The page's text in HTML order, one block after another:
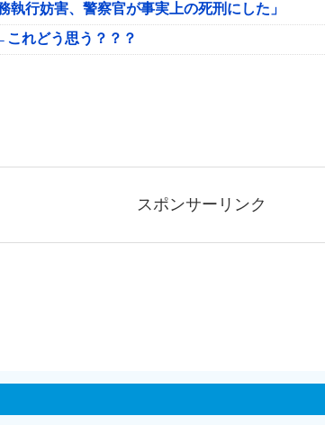
行妨害、警察官が事実上の死刑にした」
れどう思う？？？
スポンサーリンク